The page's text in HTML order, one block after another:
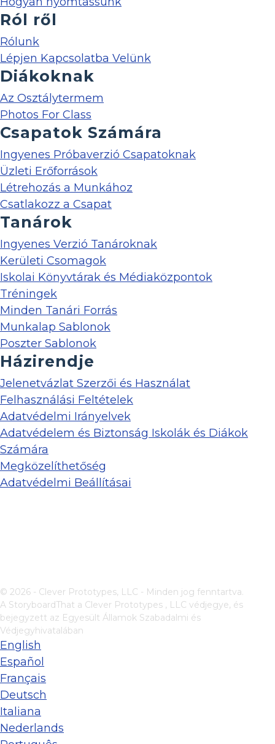
Ról ről
Rólunk
Lépjen Kapcsolatba Velünk
Diákoknak
Az Osztálytermem
Photos For Class
Csapatok Számára
Ingyenes Próbaverzió Csapatoknak
Üzleti Erőforrások
Létrehozás a Munkához
Csatlakozz a Csapat
Tanárok
Ingyenes Verzió Tanároknak
Kerületi Csomagok
Iskolai Könyvtárak és Médiaközpontok
Tréningek
Minden Tanári Forrás
Munkalap Sablonok
Poszter Sablonok
Házirendje
Jelenetvázlat Szerzői és Használat
Felhasználási Feltételek
Adatvédelmi Irányelvek
Adatvédelem és Biztonság Iskolák és Diákok
Számára
Megközelíthetőség
Adatvédelmi Beállításai
© 2026 - Clever Prototypes, LLC - Minden jog fenntartva.
A StoryboardThat a Clever Prototypes , LLC védjegye, és
bejegyzett az Egyesült Államok Szabadalmi és
Védjegyhivatalában
English
Español
Français
Deutsch
Italiana
Nederlands